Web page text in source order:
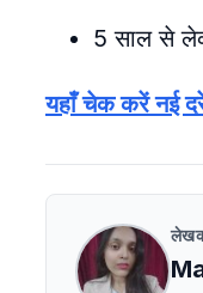
5 साल से
यहाँ चेक करें नई